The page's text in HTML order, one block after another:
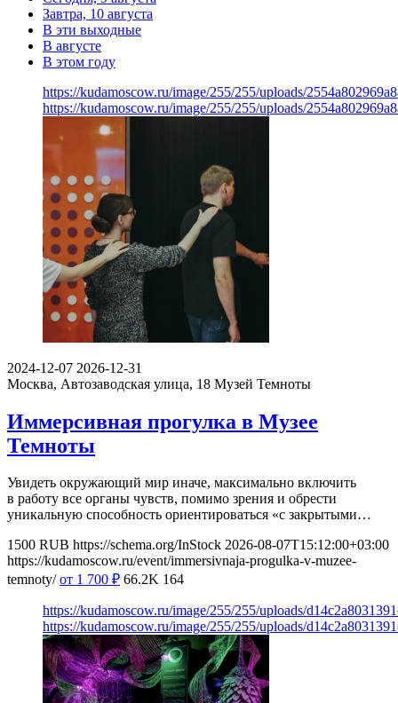
Завтра, 10 августа
В эти выходные
В августе
В этом году
https://kudamoscow.ru/image/255/255/uploads/
https://kudamoscow.ru/image/255/255/uploads/
2024-12-07 2026-12-31
Москва, Автозаводская улица, 18 Музей Темноты
Иммерсивная прогулка в Музее
Темноты
Увидеть окружающий мир иначе, максимально включить
в работу все органы чувств, помимо зрения и обрести
уникальную способность ориентироваться «с закрытыми…
1500 RUB https://schema.org/InStock 2026-08-07T15:12:00+03:00
https://kudamoscow.ru/event/immersivnaja-progulka-v-muzee-
temnoty/ от 1 700 ₽ 66.2K 164
https://kudamoscow.ru/image/255/255/uploads/
https://kudamoscow.ru/image/255/255/uploads/